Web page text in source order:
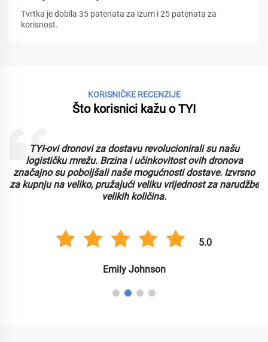
Tvrtka je dobila 35 patenata za izum i 25 patenata za
korisnost.
KORISNIČKE RECENZIJE
Što korisnici kažu o TYI
TYI-ovi dronovi za dostavu revolucionirali su našu
logističku mrežu. Brzina i učinkovitost ovih dronova
značajno su poboljšali naše mogućnosti dostave. Izvrsno
za kupnju na veliko, pružajući veliku vrijednost za narudžbe
velikih količina.
5.0
Emily Johnson